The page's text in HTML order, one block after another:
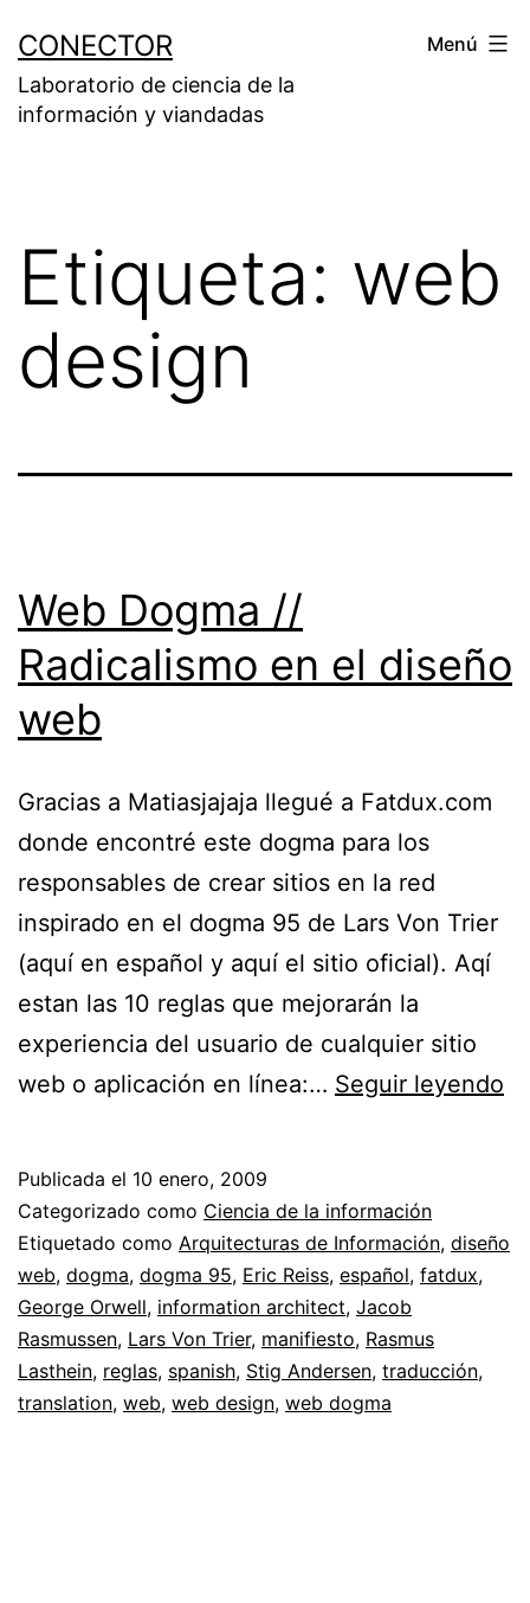
contenido
CONECTOR
Laboratorio de ciencia de la
información y viandadas
Menú
Etiqueta: web
design
Web Dogma //
Radicalismo en el diseño
web
Gracias a Matiasjajaja llegué a Fatdux.com
donde encontré este dogma para los
responsables de crear sitios en la red
inspirado en el dogma 95 de Lars Von Trier
(aquí en español y aquí el sitio oficial). Aqí
estan las 10 reglas que mejorarán la
experiencia del usuario de cualquier sitio
web o aplicación en línea:… Seguir leyendo
en
Publicada el 10 enero, 2009
Categorizado como Ciencia de la información
Etiquetado como Arquitecturas de Información, diseño
web, dogma, dogma 95, Eric Reiss, español, fatdux,
George Orwell, information architect, Jacob
Rasmussen, Lars Von Trier, manifiesto, Rasmus
Lasthein, reglas, spanish, Stig Andersen, traducción,
translation, web, web design, web dogma